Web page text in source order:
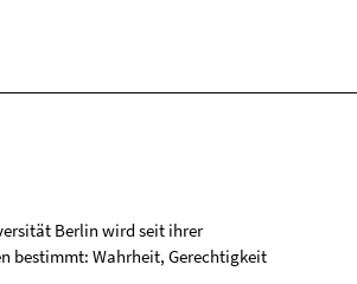
Berlin wird seit ihrer
bestimmt: Wahrheit, Gerechtigkeit